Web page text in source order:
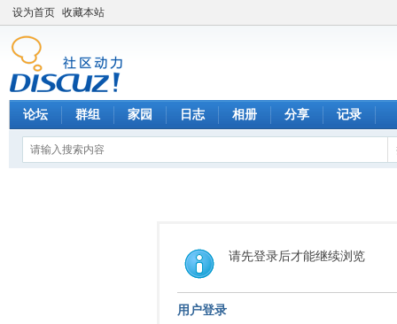
设为首页 收藏本站
论坛 群组 家园 日志 相册 分享 记录
请先登录后才能继续浏览
用户登录